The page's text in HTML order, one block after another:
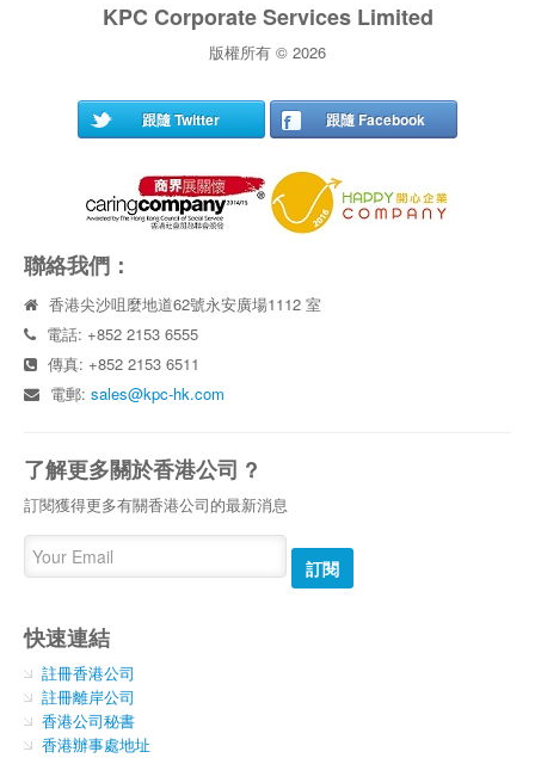
KPC Corporate Services Limited
版權所有 © 2026
跟隨 Twitter 跟隨 Facebook
聯絡我們：
香港尖沙咀麼地道62號永安廣場1112 室
電話: +852 2153 6555
傳真: +852 2153 6511
電郵:sales@kpc-hk.com
了解更多關於香港公司 ?
訂閱獲得更多有關香港公司的最新消息
訂閱
快速連結
註冊香港公司
註冊離岸公司
香港公司秘書
香港辦事處地址